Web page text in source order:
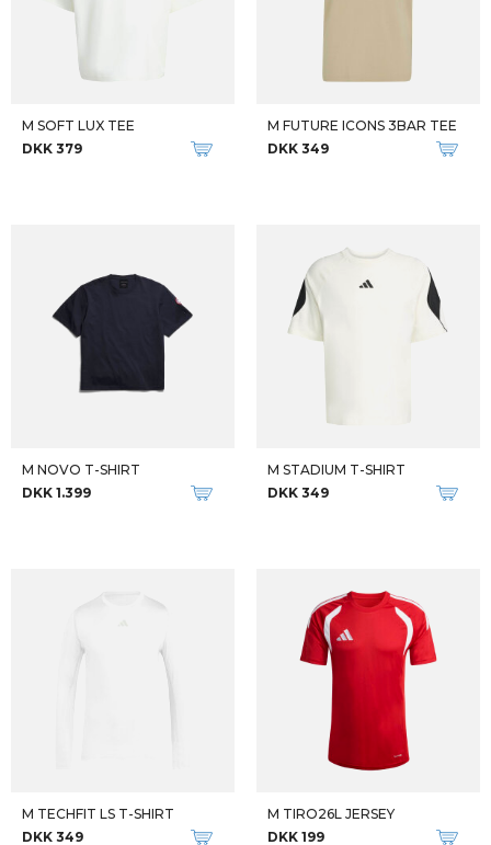
M SOFT LUX TEE
DKK 379
M FUTURE ICONS 3BAR TEE
DKK 349
M NOVO T-SHIRT
DKK 1.399
M STADIUM T-SHIRT
DKK 349
M TECHFIT LS T-SHIRT
DKK 349
M TIRO26L JERSEY
DKK 199